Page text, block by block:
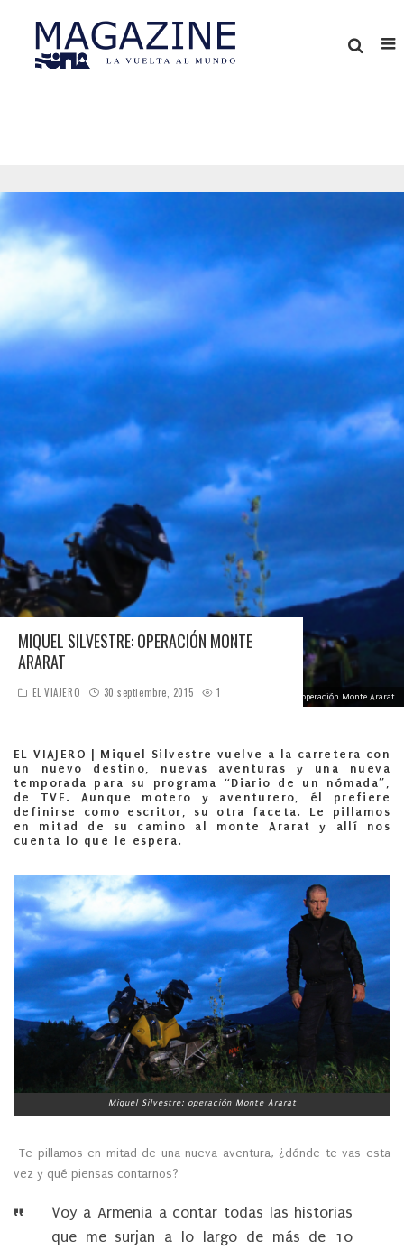
Miquel Silvestre: operación Monte Ararat
MIQUEL SILVESTRE: OPERACIÓN MONTE
ARARAT
EL VIAJERO 30 septiembre, 2015 1
EL VIAJERO |
Miquel Silvestre vuelve a la carretera con
un nuevo destino, nuevas aventuras y una nueva
temporada para su programa “Diario de un nómada”,
de TVE. Aunque motero y aventurero, él prefiere
definirse como escritor, su otra faceta. Le pillamos
en mitad de su camino al monte Ararat y allí nos
cuenta lo que le espera.
Miquel Silvestre: operación Monte Ararat
-Te pillamos en mitad de una nueva aventura, ¿dónde te vas esta
vez y qué piensas contarnos?
Voy a Armenia a contar todas las historias
que me surjan a lo largo de más de 10